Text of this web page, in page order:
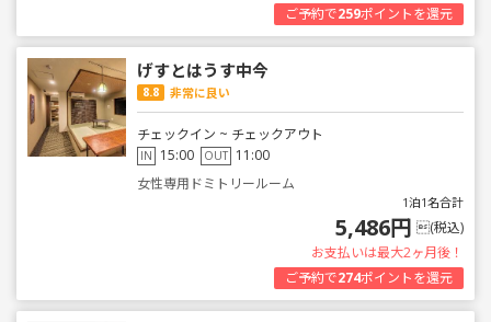
ご予約で259ポイントを還元
げすとはうす中今
8.8 非常に良い
チェックイン ~ チェックアウト
IN 15:00 OUT 11:00
女性専用ドミトリールーム
1泊1名合計
5,486円 (税込)
お支払いは最大2ヶ月後！
ご予約で274ポイントを還元